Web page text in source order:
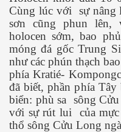
Cùng lúc với
sự nâng
sơn cũng phun lên,
holocen sớm, bao
móng đá gốc Trung
như các phún thạch
phía Kratié-
đã biết, phần phía
biển: phù sa
sông
với sự rút lui
của
thổ sông Cửu Long
thế giới, một ảo tưởng